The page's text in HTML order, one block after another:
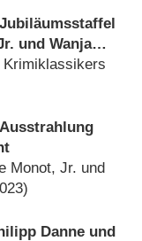
und Wanja
Krimiklassikers
Monot, Jr. und
)
Danne und